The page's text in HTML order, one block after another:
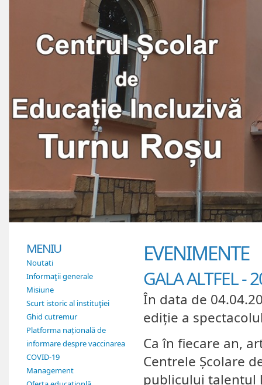
EVENIMENTE
GALA ALTFEL -
În data de
ediție a
Ca în fiecare an,
Centrele Școlare
publicului talentul
MENIU
Noutati
Informaţii generale
Misiune
Scurt istoric al instituţiei
Ghid cutremur
Platforma națională de
informare despre vaccinarea
COVID-19
Management